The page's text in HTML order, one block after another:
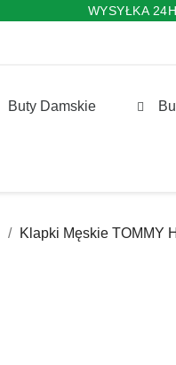
WYSYŁKA 24H
Buty Damskie
Klapki Męskie TOMMY